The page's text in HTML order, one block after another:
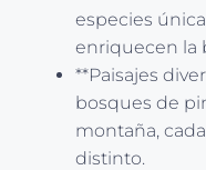
especies
enriquecen la
**Paisajes
bosques de
montaña,
distinto.